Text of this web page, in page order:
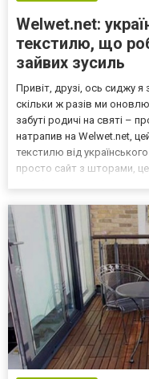
Welwet.net:
текстилю, що
зайвих зусиль
Привіт, друзі, ось сиджу
скільки ж разів ми
забуті родичі на святі –
натрапив на Welwet.net,
текстилю від
просто сайт з шторами, це